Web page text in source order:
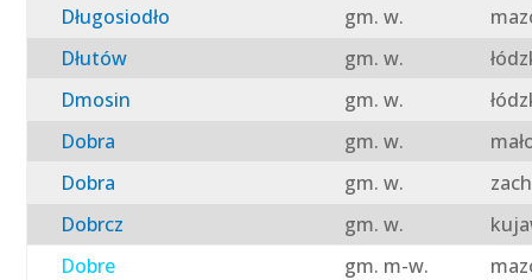
Długosiodło
gm. w.
Dłutów
gm. w.
Dmosin
gm. w.
Dobra
gm. w.
Dobra
gm. w.
Dobrcz
gm. w.
Dobre
gm. m-w.